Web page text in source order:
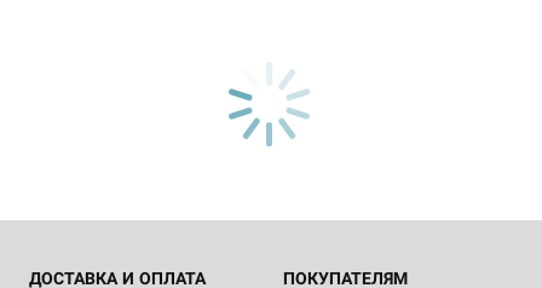
ДОСТАВКА И ОПЛАТА ПОКУПАТЕЛЯМ